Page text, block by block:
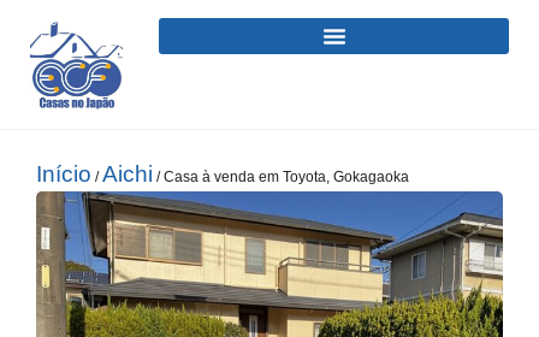
Início /Aichi / Casa à venda em Toyota, Gokagaoka